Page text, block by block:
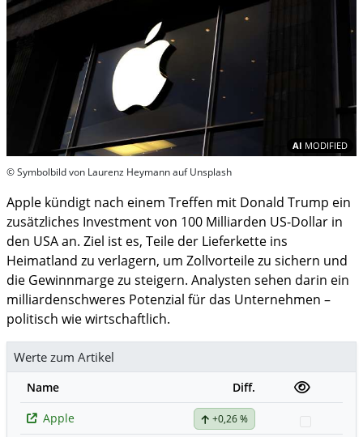
AI MODIFIED
© Symbolbild von Laurenz Heymann auf Unsplash
Apple kündigt nach einem Treffen mit Donald Trump ein
zusätzliches Investment von 100 Milliarden US-Dollar in
den USA an. Ziel ist es, Teile der Lieferkette ins
Heimatland zu verlagern, um Zollvorteile zu sichern und
die Gewinnmarge zu steigern. Analysten sehen darin ein
milliardenschweres Potenzial für das Unternehmen –
politisch wie wirtschaftlich.
Werte zum Artikel
Name
Diff.
Apple
+0,26 %